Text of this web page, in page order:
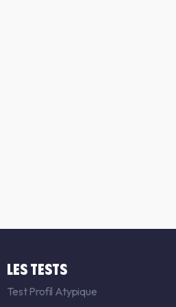
LES TESTS
Test Profil Atypique